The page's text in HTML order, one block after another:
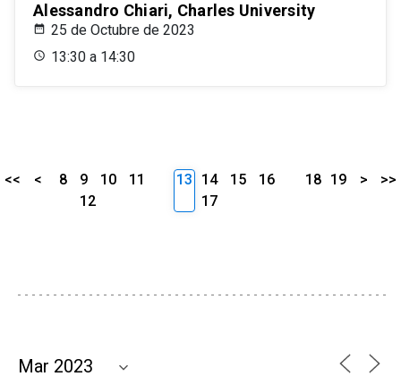
Alessandro Chiari, Charles University
25 de Octubre de 2023
13:30 a 14:30
<< < 8 9 10
11
12
13 14 15
16
17
18 19 > >>